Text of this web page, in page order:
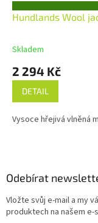
Hundlands Wool
Skladem
2 294 Kč
DETAIL
Vysoce hřejivá vlněná
Odebírat
Vložte svůj e-mail a my
produktech na našem e-